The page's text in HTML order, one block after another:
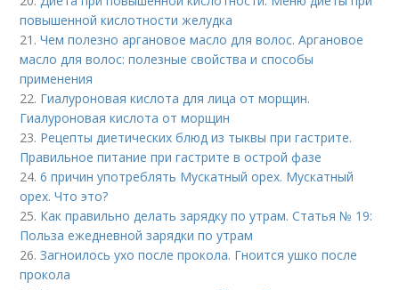
повышенной кислотности желудка
21.Чем полезно аргановое масло для волос. Аргановое
масло для волос: полезные свойства и способы
применения
22. Гиалуроновая кислота для лица от морщин.
Гиалуроновая кислота от морщин
23. Рецепты диетических блюд из тыквы при гастрите.
Правильное питание при гастрите в острой фазе
24.6 причин употреблять Мускатный орех. Мускатный
орех. Что это?
25. Как правильно делать зарядку по утрам. Статья № 19:
Польза ежедневной зарядки по утрам
26.Загноилось ухо после прокола. Гноится ушко после
прокола